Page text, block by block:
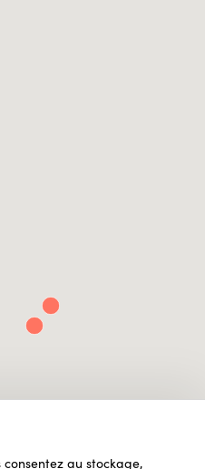
consentez au stockage,